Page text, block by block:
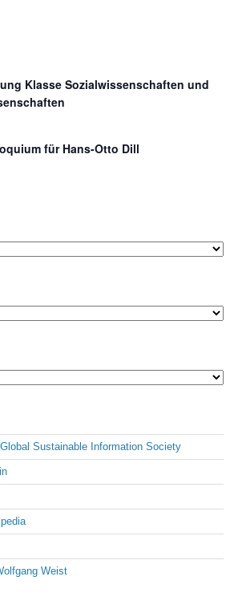
Klasse Sozialwissenschaften und
für Hans-Otto Dill
Sustainable Information Society
Weist